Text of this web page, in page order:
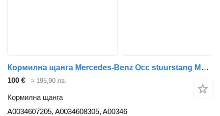
Кормилна щанга Mercedes-Benz Occ stuurstang Mercedes A0034607205 за камион
100 € ≈ 195,90 лв.
Кормилна щанга
A0034607205, A0034608305, A00346